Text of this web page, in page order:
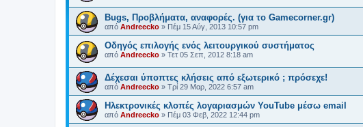
Bugs, Προβλήματα, αναφορές. (για το Gamecorner.gr)
από Andreecko » Πέμ 15 Αύγ, 2013 10:57 pm
Οδηγός επιλογής ενός λειτουργικού συστήματος
από Andreecko » Τετ 05 Σεπ, 2012 8:18 am
Δέχεσαι ύποπτες κλήσεις από εξωτερικό ; πρόσεχε!
από Andreecko » Τρί 29 Μαρ, 2022 6:57 am
Ηλεκτρονικές κλοπές λογαριασμών YouTube μέσω email
από Andreecko » Πέμ 03 Φεβ, 2022 12:44 pm